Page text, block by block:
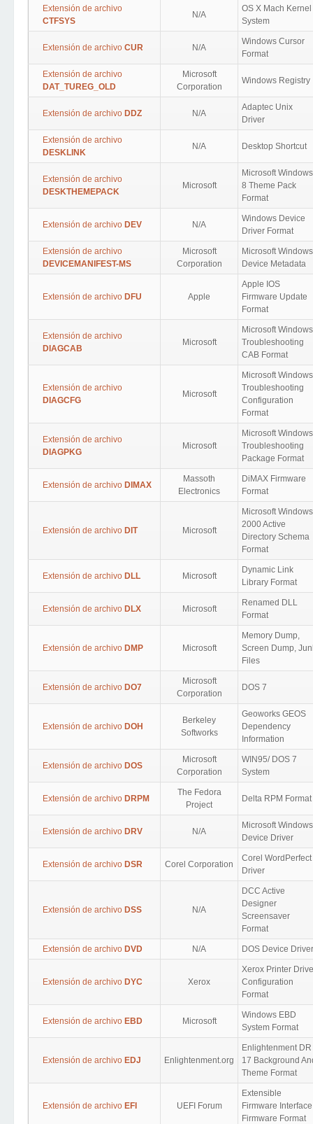
Extensión de archivo
CTFSYS
N/A
OS X Mach Kernel
System
Extensión de archivo CUR N/A
Windows Cursor
Format
Extensión de archivo
DAT_TUREG_OLD
Microsoft
Corporation
Windows Registry
Extensión de archivo DDZ N/A
Adaptec Unix
Driver
Extensión de archivo
DESKLINK
N/A Desktop Shortcut
Extensión de archivo
DESKTHEMEPACK
Microsoft
Microsoft Windows
8 Theme Pack
Format
Extensión de archivo DEV N/A
Windows Device
Driver Format
Extensión de archivo
DEVICEMANIFEST-MS
Microsoft
Corporation
Microsoft Windows
Device Metadata
Extensión de archivo DFU Apple
Apple IOS
Firmware Update
Format
Extensión de archivo
DIAGCAB
Microsoft
Microsoft Windows
Troubleshooting
CAB Format
Extensión de archivo
DIAGCFG
Microsoft
Microsoft Windows
Troubleshooting
Configuration
Format
Extensión de archivo
DIAGPKG
Microsoft
Microsoft Windows
Troubleshooting
Package Format
Extensión de archivo DIMAX
Massoth
Electronics
DiMAX Firmware
Format
Extensión de archivo DIT Microsoft
Microsoft Windows
2000 Active
Directory Schema
Format
Extensión de archivo DLL Microsoft
Dynamic Link
Library Format
Extensión de archivo DLX Microsoft
Renamed DLL
Format
Extensión de archivo DMP Microsoft
Memory Dump,
Screen Dump,
Files
Extensión de archivo DO7
Microsoft
Corporation
DOS 7
Extensión de archivo DOH
Berkeley
Softworks
Geoworks GEOS
Dependency
Information
Extensión de archivo DOS
Microsoft
Corporation
WIN95/ DOS 7
System
Extensión de archivo DRPM
The Fedora
Project
Delta RPM Format
Extensión de archivo DRV N/A
Microsoft Windows
Device Driver
Extensión de archivo DSR Corel Corporation
Corel WordPerfect
Driver
Extensión de archivo DSS N/A
DCC Active
Designer
Screensaver
Format
Extensión de archivo DVD N/A DOS Device Driver
Extensión de archivo DYC Xerox
Xerox Printer
Configuration
Format
Extensión de archivo EBD Microsoft
Windows EBD
System Format
Extensión de archivo EDJ Enlightenment.org
Enlightenment DR
17 Background
Theme Format
Extensión de archivo EFI UEFI Forum
Extensible
Firmware Interface
Firmware Format